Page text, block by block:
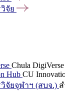
จัย
Chula DigiVerse
Hub CU
จัยจุฬาฯ (สบจ.)